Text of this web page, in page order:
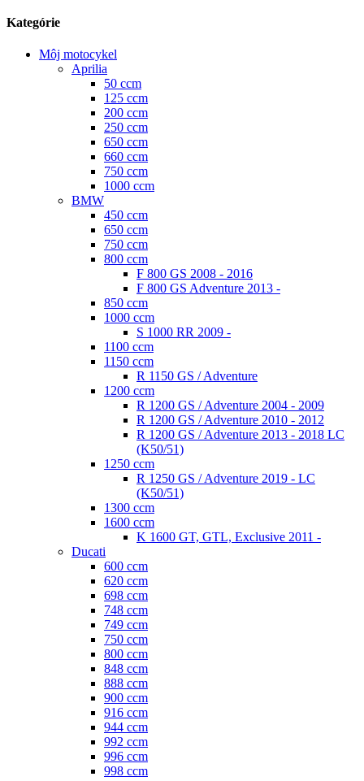
Kategórie
Môj motocykel
Aprilia
50 ccm
125 ccm
200 ccm
250 ccm
650 ccm
660 ccm
750 ccm
1000 ccm
BMW
450 ccm
650 ccm
750 ccm
800 ccm
F 800 GS 2008 - 2016
F 800 GS Adventure 2013 -
850 ccm
1000 ccm
S 1000 RR 2009 -
1100 ccm
1150 ccm
R 1150 GS / Adventure
1200 ccm
R 1200 GS / Adventure 2004 - 2009
R 1200 GS / Adventure 2010 - 2012
R 1200 GS / Adventure 2013 - 2018 LC
(K50/51)
1250 ccm
R 1250 GS / Adventure 2019 - LC
(K50/51)
1300 ccm
1600 ccm
K 1600 GT, GTL, Exclusive 2011 -
Ducati
600 ccm
620 ccm
698 ccm
748 ccm
749 ccm
750 ccm
800 ccm
848 ccm
888 ccm
900 ccm
916 ccm
944 ccm
992 ccm
996 ccm
998 ccm